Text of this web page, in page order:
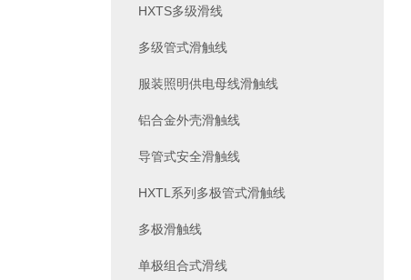
HXTS多级滑线
多级管式滑触线
服装照明供电母线滑触线
铝合金外壳滑触线
导管式安全滑触线
HXTL系列多极管式滑触线
多极滑触线
单极组合式滑线